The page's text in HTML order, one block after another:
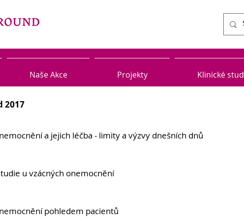
Naše Akce Projekty Klinické
2017
a jejich léčba - limity a výzvy dnešních dnů
u vzácných onemocnění
pohledem pacientů